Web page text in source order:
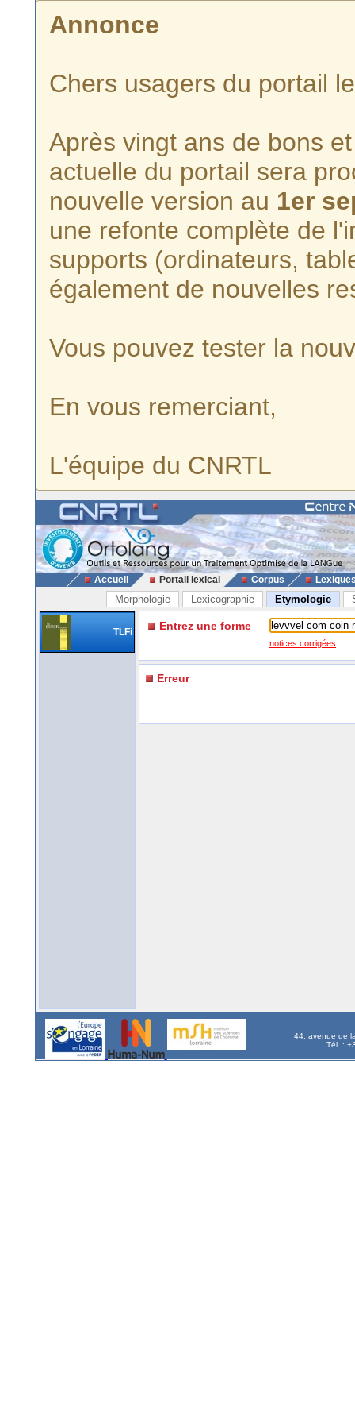
Annonce
Chers usagers du portail
Après vingt ans de bons
actuelle du portail sera
nouvelle version au 1er
une refonte complète de
supports (ordinateurs,
également de nouvelles
Vous pouvez tester la
En vous remerciant,
L'équipe du CNRTL
Accueil Portail lexical Corpus
Morphologie Lexicographie Etymologie
TLFi Entrez une forme
notices corrigées
Erreur
44, avenue de
Tél. :